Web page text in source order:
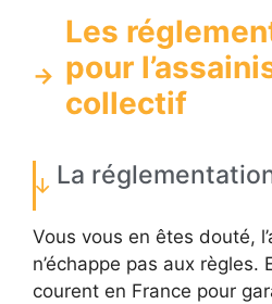
Les
pour
collectif
La
Vous vous en êtes douté,
n’échappe pas aux règles.
courent en France pour